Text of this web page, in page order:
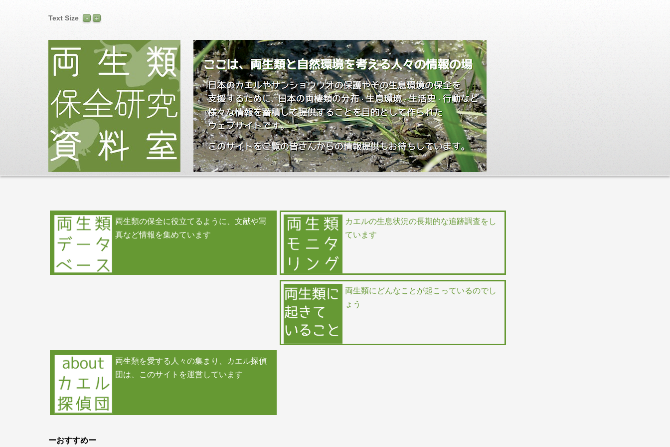
Text Size
両生類の保全に役立てるように、文献や写
真など情報を集めています
カエルの生息状況の長期的な追跡調査をし
ています
両生類にどんなことが起こっているのでし
ょう
両生類を愛する人々の集まり、カエル探偵
団は、このサイトを運営しています
ーおすすめー